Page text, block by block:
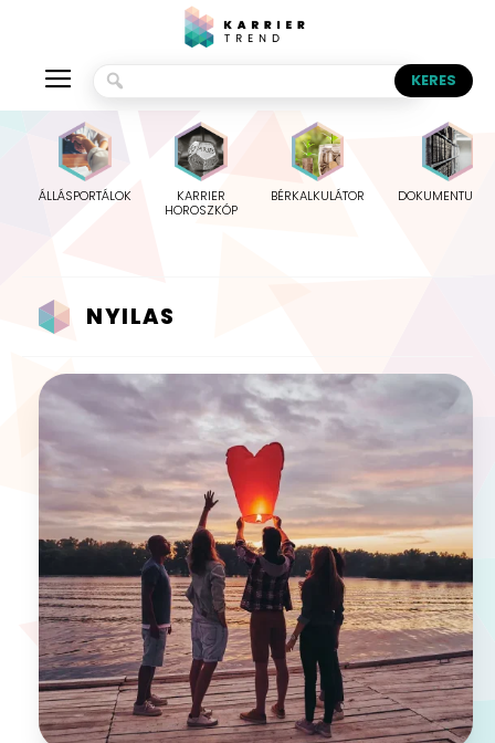
ÁLLÁSPORTÁLOK
KARRIER
HOROSZKÓP
BÉRKALKULÁTOR
NYILAS